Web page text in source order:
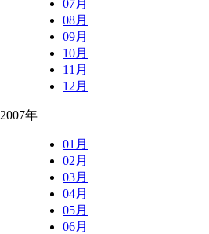
07月
08月
09月
10月
11月
12月
2007年
01月
02月
03月
04月
05月
06月